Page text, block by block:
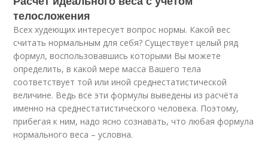
телосложения
Всех худеющих интересует вопрос нормы. Какой вес
считать нормальным для себя? Существует целый ряд
формул, воспользовавшись которыми Вы можете
определить, в какой мере масса Вашего тела
соответствует той или иной среднестатистической
величине. Ведь все эти формулы выведены из расчёта
именно на среднестатистического человека. Поэтому,
прибегая к ним, надо ясно сознавать, что любая формула
нормального веса – условна.